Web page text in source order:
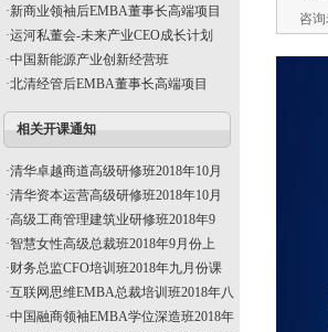
·新商业领袖后EMBA董事长高端项目
·运河私董会-未来产业CEO成长计划
·中国新能源产业创新经营班
·北清经管后EMBA董事长高端项目
相关开课通知
·清华卓越商道高级研修班2018年10月
·清华资本运营高级研修班2018年10月
·高级工商管理建筑业研修班2018年9
·智慧女性高级总裁班2018年9月份上
·财务总监CFO培训班2018年九月份课
·互联网思维EMBA总裁培训班2018年八
·中国融商领袖EMBA学位深造班2018年
咨